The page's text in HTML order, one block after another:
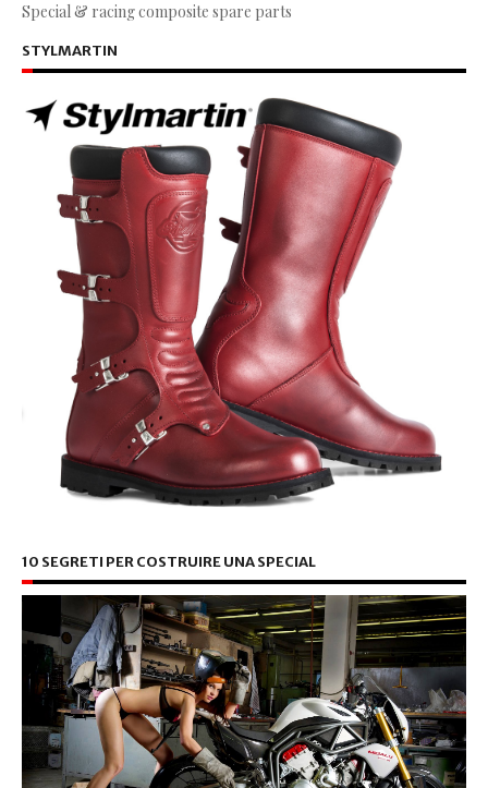
Special & racing composite spare parts
STYLMARTIN
10 SEGRETI PER COSTRUIRE UNA SPECIAL